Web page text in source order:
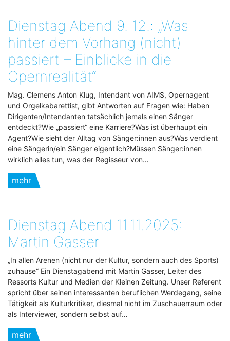
Dienstag Abend 9. 12.: „Was
hinter dem Vorhang (nicht)
passiert – Einblicke in die
Opernrealität“
Mag. Clemens Anton Klug, Intendant von AIMS, Opernagent
und Orgelkabarettist, gibt Antworten auf Fragen wie: Haben
Dirigenten/Intendanten tatsächlich jemals einen Sänger
entdeckt?Wie „passiert“ eine Karriere?Was ist überhaupt ein
Agent?Wie sieht der Alltag von Sänger:innen aus?Was verdient
eine Sängerin/ein Sänger eigentlich?Müssen Sänger:innen
wirklich alles tun, was der Regisseur von…
mehr
Dienstag Abend 11.11.2025:
Martin Gasser
„In allen Arenen (nicht nur der Kultur, sondern auch des Sports)
zuhause“ Ein Dienstagabend mit Martin Gasser, Leiter des
Ressorts Kultur und Medien der Kleinen Zeitung. Unser Referent
spricht über seinen interessanten beruflichen Werdegang, seine
Tätigkeit als Kulturkritiker, diesmal nicht im Zuschauerraum oder
als Interviewer, sondern selbst auf…
mehr